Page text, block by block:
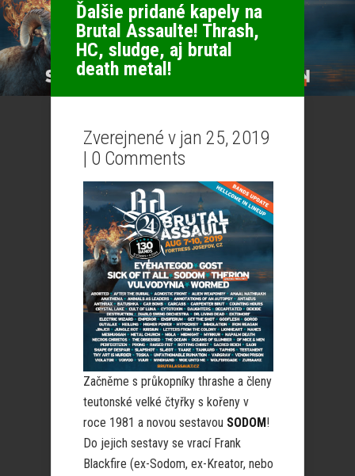
Ďalšie pridané kapely na
Brutal Assaulte! Thrash,
HC, sludge, aj brutal
death metal!
Zverejnené v jan 25, 2019
| 0 Comments
Začněme s průkopníky thrashe a členy
teutonské velké čtyřky s kořeny v
roce 1981 a novou sestavou SODOM!
Do jejich sestavy se vrací Frank
Blackfire (ex-Sodom, ex-Kreator, nebo